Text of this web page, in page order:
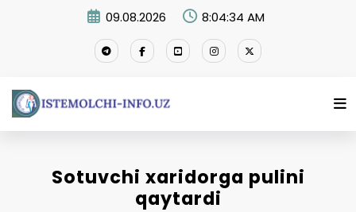
09.08.2026 8:04:35 AM
Sotuvchi xaridorga pulini
qaytardi